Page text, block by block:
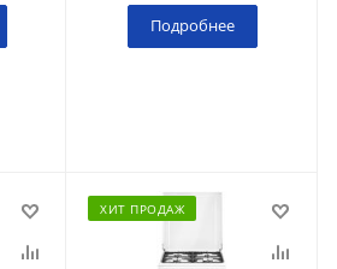
Подробнее
ХИТ ПРОДАЖ